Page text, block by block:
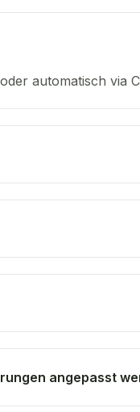
automatisch via
angepasst